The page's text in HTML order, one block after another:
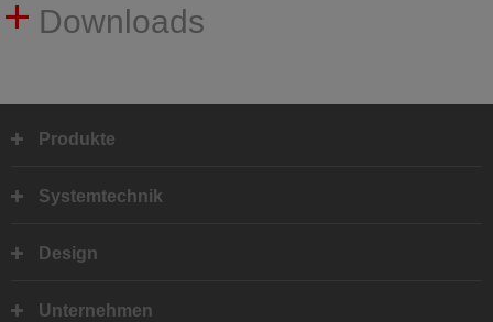
Downloads
Produkte
Systemtechnik
Design
Unternehmen